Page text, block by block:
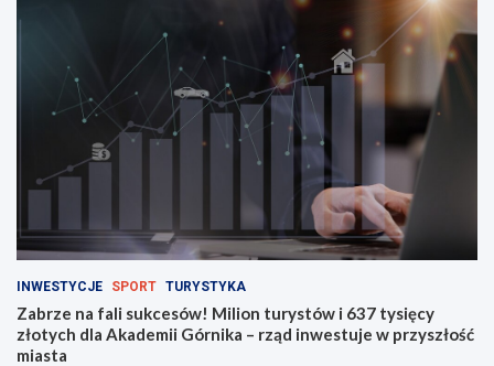
INWESTYCJE SPORT TURYSTYKA
Zabrze na fali sukcesów! Milion turystów i 637 tysięcy
złotych dla Akademii Górnika – rząd inwestuje w przyszłość
miasta